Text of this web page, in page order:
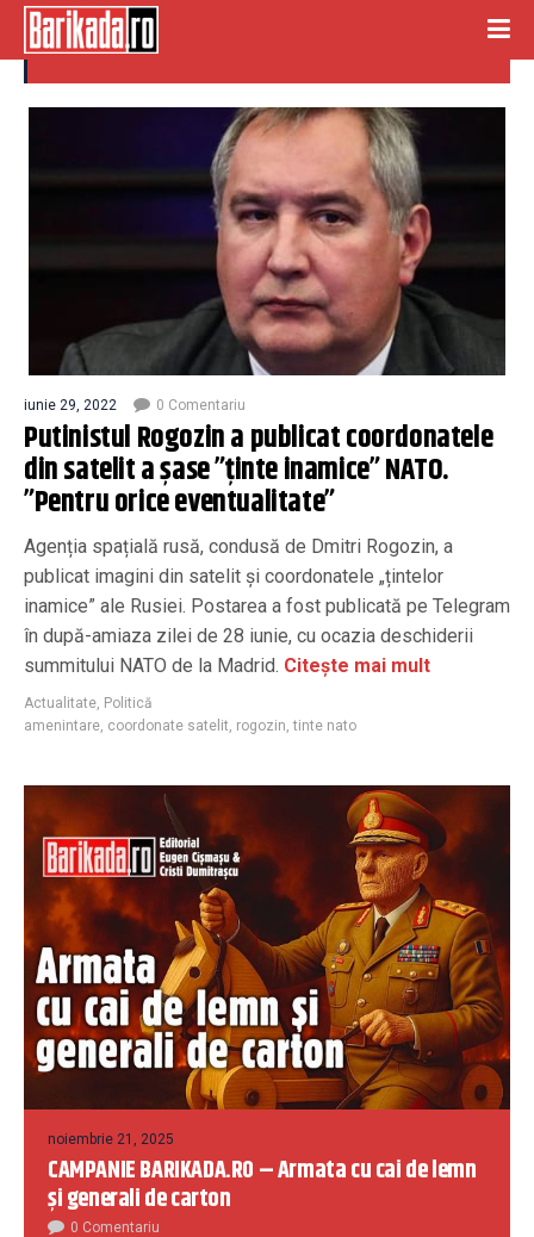
coordonate satelit
iunie 29, 2022 0 Comentariu
Putinistul Rogozin a publicat coordonatele
din satelit a șase ”ținte inamice” NATO.
”Pentru orice eventualitate”
Agenția spațială rusă, condusă de Dmitri Rogozin, a
publicat imagini din satelit și coordonatele „țintelor
inamice” ale Rusiei. Postarea a fost publicată pe Telegram
în după-amiaza zilei de 28 iunie, cu ocazia deschiderii
summitului NATO de la Madrid. Citește mai mult
Actualitate, Politică
amenintare, coordonate satelit, rogozin,tinte nato
noiembrie 21, 2025
CAMPANIE BARIKADA.RO – Armata cu cai de lemn
și generali de carton
0 Comentariu